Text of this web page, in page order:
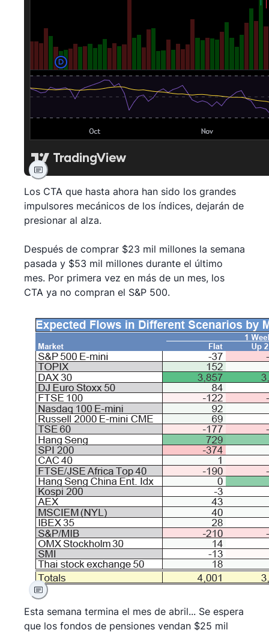
Los CTA que hasta ahora han sido los grandes
impulsores mecánicos de los índices, dejarán de
presionar al alza.
Después de comprar $23 mil millones la semana
pasada y $53 mil millones durante el último
mes. Por primera vez en más de un mes, los
Esta semana termina el mes de abril... Se espera
que los fondos de pensiones vendan $25 mil